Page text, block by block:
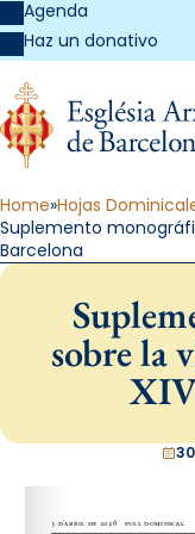
Agenda
Haz un donativo
Home Hojas
Suplemento
Barcelona
sobre la